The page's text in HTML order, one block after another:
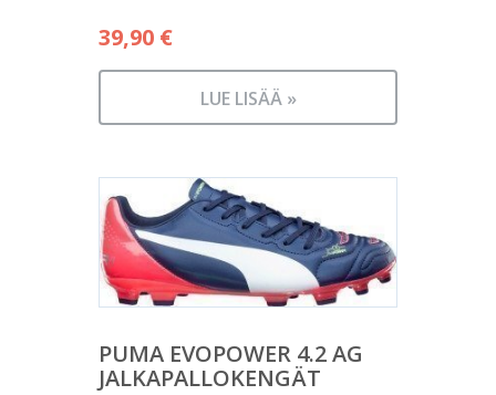
39,90 €
LUE LISÄÄ »
PUMA EVOPOWER 4.2 AG
JALKAPALLOKENGÄT